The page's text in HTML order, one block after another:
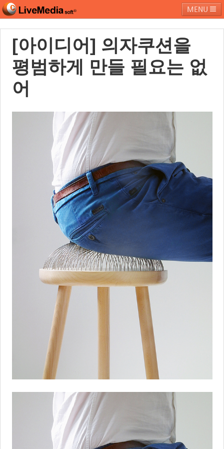
MENU
라이브미디어소프트 제품 및 서비스 블로그 커뮤니티
페밀리 사이트
[아이디어] 의자쿠션을
평범하게 만들 필요는 없
어